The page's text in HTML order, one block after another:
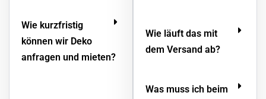
Wie kurzfristig
können wir Deko
anfragen und mieten?
Wie läuft das mit
dem Versand ab?
Was muss ich beim